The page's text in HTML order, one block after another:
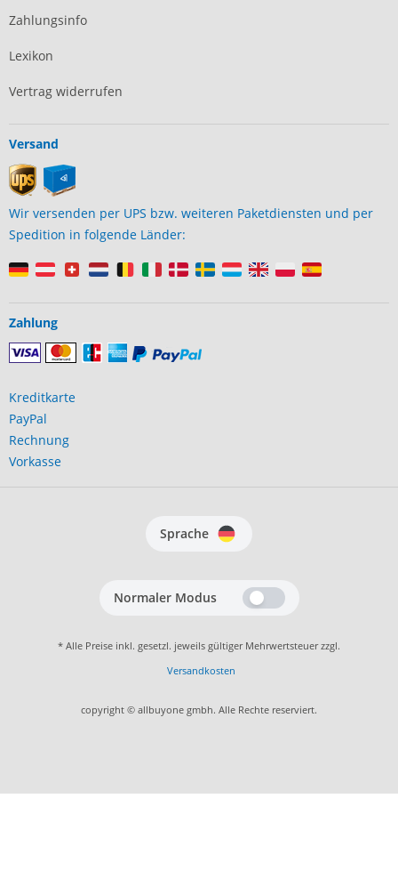
Zahlungsinfo
Lexikon
Vertrag widerrufen
Versand
Wir versenden per UPS bzw. weiteren Paketdiensten und per
Spedition in folgende Länder:
Zahlung
Kreditkarte
PayPal
Rechnung
Vorkasse
Sprache
Normaler Modus
* Alle Preise inkl. gesetzl. jeweils gültiger Mehrwertsteuer zzgl.
Versandkosten
copyright © allbuyone gmbh. Alle Rechte reserviert.